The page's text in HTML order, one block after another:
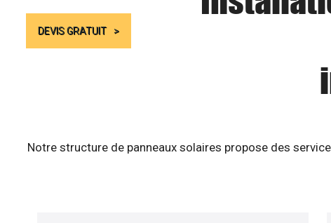
DEVIS GRATUIT
Notre structure de panneaux solaires propose des